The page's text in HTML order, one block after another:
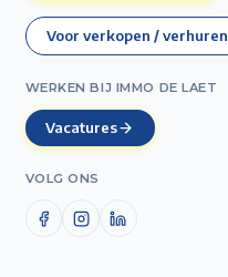
Voor verkopen / verhuren
WERKEN BIJ IMMO DE LAET
Vacatures
VOLG ONS